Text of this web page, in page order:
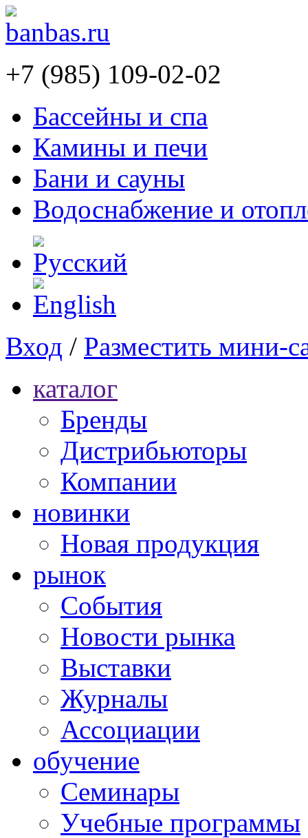
+7 (985) 109-02-02
Бассейны и спа
Камины и печи
Бани и сауны
Водоснабжение и
Вход / Разместить мини-
каталог
Бренды
Дистрибьюторы
Компании
новинки
Новая продукция
рынок
Cобытия
Новости рынка
Выставки
Журналы
Ассоциации
обучение
Семинары
Учебные программы